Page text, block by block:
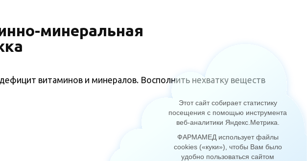
минеральная
витаминов и минералов. Восполнить нехватку веществ
Этот сайт собирает статистику
посещения с помощью инструмента
веб-аналитики Яндекс.Метрика
ФАРМАМЕД использует файлы
cookies («куки»), чтобы Вам было
удобно пользоваться сайтом